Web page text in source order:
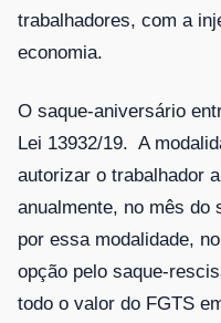
trabalhadores, com a
economia.
O saque-aniversário
Lei 13932/19. A
autorizar o trabalhador
anualmente, no mês do
por essa modalidade,
opção pelo saque-
todo o valor do FGTS